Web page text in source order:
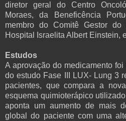
diretor geral do Centro
Moraes, da Beneficência
membro do Comitê Gestor
Hospital Israelita Albert Einstein,
Estudos
A aprovação do medicamento
do estudo Fase III LUX- Lung 3
pacientes, que compara a
esquema quimioterápico
aponta um aumento de mais
global do paciente com uma